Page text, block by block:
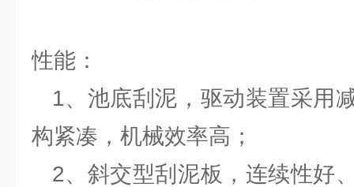
性能：
1、池底刮泥，驱动装置采用
构紧凑，机械效率高；
2、斜交型刮泥板，连续性好